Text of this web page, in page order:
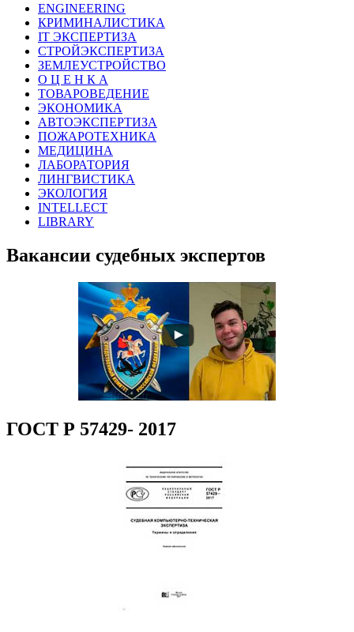
ENGINEERING
КРИМИНАЛИСТИКА
IT ЭКСПЕРТИЗА
СТРОЙЭКСПЕРТИЗА
ЗЕМЛЕУСТРОЙСТВО
О Ц Е Н К А
ТОВАРОВЕДЕНИЕ
ЭКОНОМИКА
АВТОЭКСПЕРТИЗА
ПОЖАРОТЕХНИКА
МЕДИЦИНА
ЛАБОРАТОРИЯ
ЛИНГВИСТИКА
ЭКОЛОГИЯ
INTELLECT
LIBRARY
Вакансии судебных экспертов
ГОСТ Р 57429- 2017